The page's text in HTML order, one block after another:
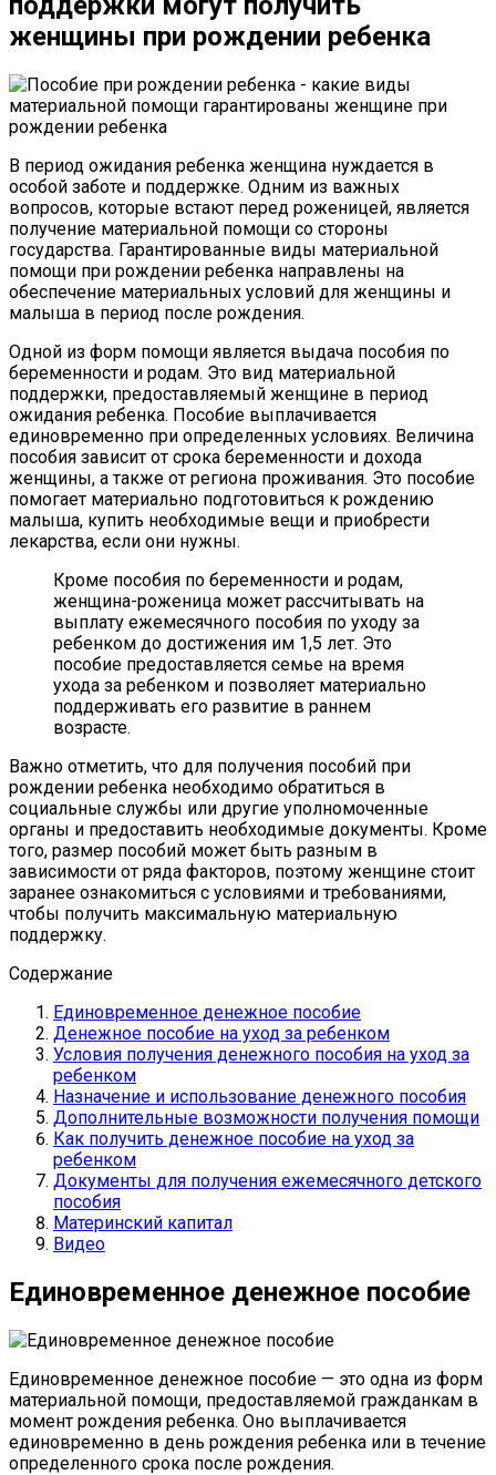
женщины при рождении ребенка
В период ожидания ребенка женщина нуждается в
особой заботе и поддержке. Одним из важных
вопросов, которые встают перед роженицей, является
получение материальной помощи со стороны
государства. Гарантированные виды материальной
помощи при рождении ребенка направлены на
обеспечение материальных условий для женщины и
малыша в период после рождения.
Одной из форм помощи является выдача пособия по
беременности и родам. Это вид материальной
поддержки, предоставляемый женщине в период
ожидания ребенка. Пособие выплачивается
единовременно при определенных условиях. Величина
пособия зависит от срока беременности и дохода
женщины, а также от региона проживания. Это пособие
помогает материально подготовиться к рождению
малыша, купить необходимые вещи и приобрести
лекарства, если они нужны.
Кроме пособия по беременности и родам,
женщина-роженица может рассчитывать на
выплату ежемесячного пособия по уходу за
ребенком до достижения им 1,5 лет. Это
пособие предоставляется семье на время
ухода за ребенком и позволяет материально
поддерживать его развитие в раннем
возрасте.
Важно отметить, что для получения пособий при
рождении ребенка необходимо обратиться в
социальные службы или другие уполномоченные
органы и предоставить необходимые документы. Кроме
того, размер пособий может быть разным в
зависимости от ряда факторов, поэтому женщине стоит
заранее ознакомиться с условиями и требованиями,
чтобы получить максимальную материальную
поддержку.
Содержание
Единовременное денежное пособие
Денежное пособие на уход за ребенком
Условия получения денежного пособия на уход за
ребенком
Назначение и использование денежного пособия
Дополнительные возможности получения помощи
Как получить денежное пособие на уход за
ребенком
Документы для получения ежемесячного детского
пособия
Материнский капитал
Видео
Единовременное денежное пособие
Единовременное денежное пособие — это одна из форм
материальной помощи, предоставляемой гражданкам в
момент рождения ребенка. Оно выплачивается
единовременно в день рождения ребенка или в течение
определенного срока после рождения.